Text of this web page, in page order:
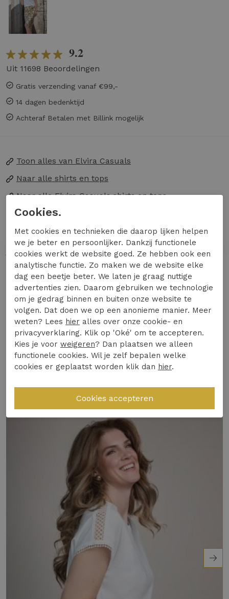
9.2
Uit 11698 Beoordelingen
Gratis verzending vanaf €99,-
14 dagen bedenktijd
Achteraf Betalen met Billink mogelijk
Toon alles van Elvira Casuals
Naar alle shirts en tops
Naar alleElvira Casuals shirts en tops
CASUALS en voeg een vleugje verfijning toe aan
je garderobe. Dit stijlvolle T-shirt in een
prachtige petrolkleur is onmisbaar dit seizoen
en biedt een perfecte balans tussen comfort en
stijl.
Materiaal & Comfort:Gemaakt van zacht en
ademend materiaal, ideaal voor warme
zomerdagen.
Design & Pasvorm:Het T-shirt heeft een
flatterende pasvorm met korte mouwen die
Duurzaamheid of Kwaliteit:Een duurzame
keuze die seizoen na seizoen zijn vorm en
kleur behoudt.
Veelgestelde vraag: Is dit T-shirt geschikt voor
dagelijks gebruik en welk seizoen?
Dit T-shirt is perfect voor dagelijks gebruik
tijdens de Nederlandse zomer, dankzij het
ademende materiaal dat je koel houdt.
Ontdek het zelf en voeg dit veelzijdige item toe
aan je collectie.
Lees meer
Specificaties
Winkelvoorraad
Cookies.
Met cookies en technieken die daarop lijken helpen
we je beter en persoonlijker. Dankzij functionele
cookies werkt de website goed. Ze hebben ook een
analytische functie. Zo maken we de website elke
dag een beetje beter. We laten je graag nuttige
advertenties zien. Daarom gebruiken we technologie
om je gedrag binnen en buiten onze website te
volgen. Dat doen we op een anonieme manier. Meer
weten? Lees hier alles over onze cookie- en
privacyverklaring. Klik op 'Oké' om te accepteren.
Kies je voor weigeren? Dan plaatsen we alleen
functionele cookies. Wil je zelf bepalen welke
cookies er geplaatst worden klik dan hier.